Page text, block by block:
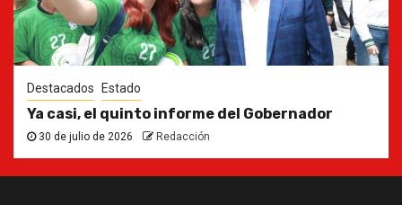
Destacados Estado
Ya casi, el quinto informe del Gobernador
30 de julio de 2026 Redacción